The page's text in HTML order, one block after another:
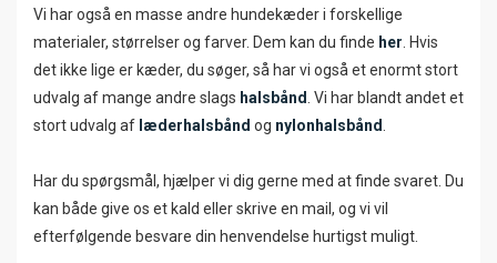
Vi har også en masse andre hundekæder i forskellige
materialer, størrelser og farver. Dem kan du finde her . Hvis
det ikke lige er kæder, du søger, så har vi også et enormt stort
udvalg af mange andre slags halsbånd . Vi har blandt andet et
stort udvalg af læderhalsbånd og nylonhalsbånd
Har du spørgsmål, hjælper vi dig gerne med at finde svaret. Du
kan både give os et kald eller skrive en mail, og vi vil
efterfølgende besvare din henvendelse hurtigst muligt.